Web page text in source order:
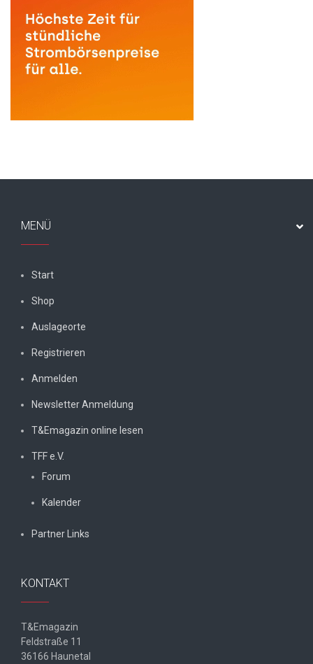
MENÜ
Start
Shop
Auslageorte
Registrieren
Anmelden
Newsletter Anmeldung
T&Emagazin online lesen
TFF e.V.
Forum
Kalender
Partner Links
KONTAKT
T&Emagazin
Feldstraße 11
36166 Haunetal